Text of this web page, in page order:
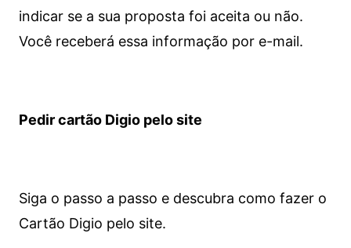
indicar se a sua proposta foi aceita ou não.
Você receberá essa informação por e-mail.
Pedir cartão Digio pelo site
Siga o passo a passo e descubra como fazer o
Cartão Digio pelo site.